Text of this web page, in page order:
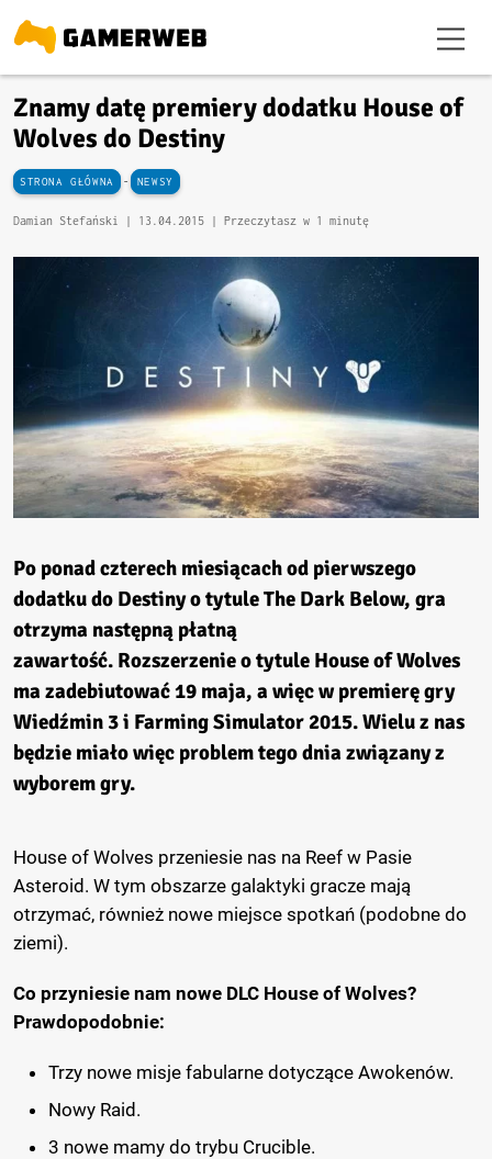
Znamy datę premiery dodatku House of
Wolves do Destiny
STRONA GŁÓWNA - NEWSY
Damian Stefański | 13.04.2015 | Przeczytasz w 1 minutę
Po ponad czterech miesiącach od pierwszego
dodatku do Destiny o tytule The Dark Below, gra
otrzyma następną płatną
zawartość. Rozszerzenie o tytule House of Wolves
ma zadebiutować 19 maja, a więc w premierę gry
Wiedźmin 3 i Farming Simulator 2015. Wielu z nas
będzie miało więc problem tego dnia związany z
wyborem gry.
House of Wolves przeniesie nas na Reef w Pasie
Asteroid. W tym obszarze galaktyki gracze mają
otrzymać, również nowe miejsce spotkań (podobne do
ziemi).
Co przyniesie nam nowe DLC House of Wolves?
Prawdopodobnie:
Trzy nowe misje fabularne dotyczące Awokenów.
Nowy Raid.
3 nowe mamy do trybu Crucible.